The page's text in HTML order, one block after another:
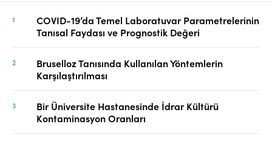
COVID-19’da Temel Laboratuvar Parametrelerinin
Tanısal Faydası ve Prognostik Değeri
Bruselloz Tanısında Kullanılan Yöntemlerin
Karşılaştırılması
Bir Üniversite Hastanesinde İdrar Kültürü
Kontaminasyon Oranları